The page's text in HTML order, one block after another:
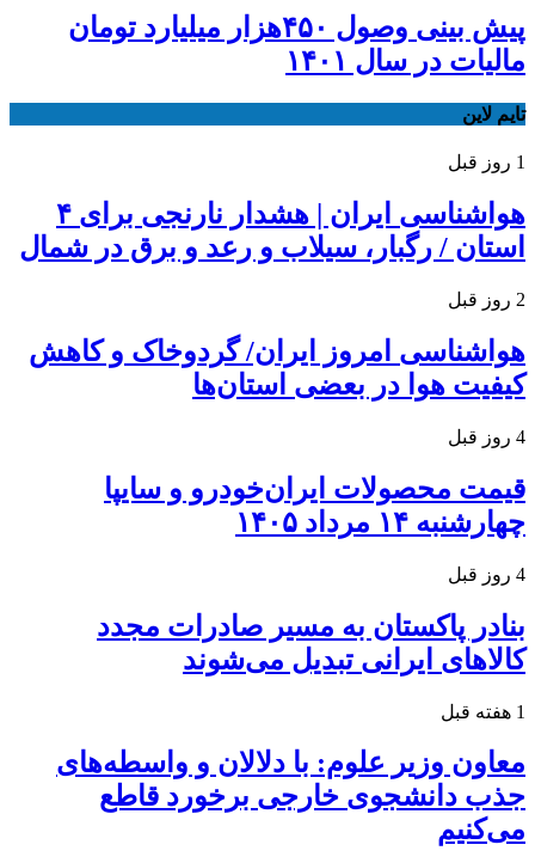
پیش بینی وصول ۴۵۰هزار میلیارد تومان
مالیات در سال ۱۴۰۱
تایم لاین
1 روز قبل
هواشناسی ایران | هشدار نارنجی برای ۴
استان / رگبار، سیلاب و رعد و برق در شمال
2 روز قبل
هواشناسی امروز ایران/ گردوخاک و کاهش
کیفیت هوا در بعضی استان‌ها
4 روز قبل
قیمت محصولات ایران‌خودرو و سایپا
چهارشنبه ۱۴ مرداد ۱۴۰۵
4 روز قبل
بنادر پاکستان به مسیر صادرات مجدد
کالاهای ایرانی تبدیل می‌شوند
1 هفته قبل
معاون وزیر علوم: با دلالان و واسطه‌های
جذب دانشجوی خارجی برخورد قاطع
می‌کنیم